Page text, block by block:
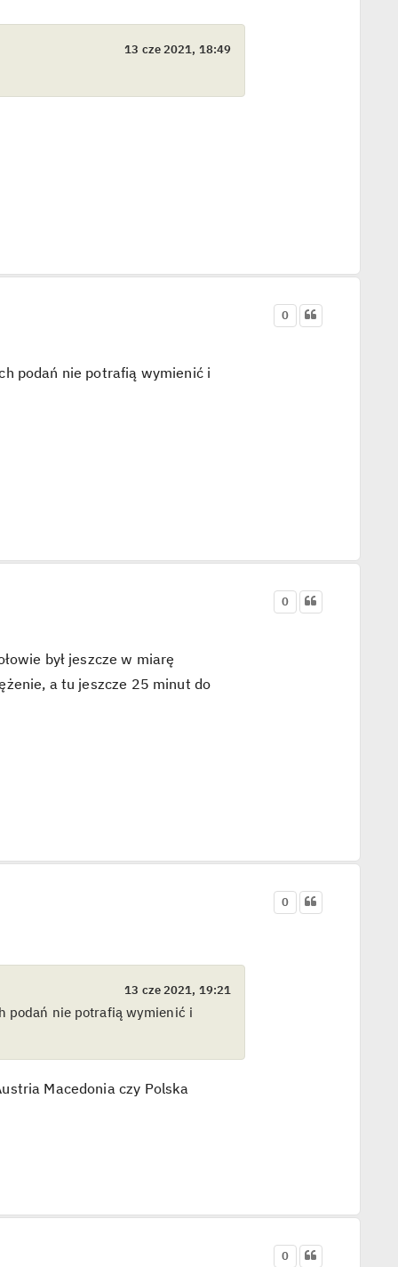
13 cze 2021, 18:49
0
podań nie potrafią wymienić i
0
był jeszcze w miarę
a tu jeszcze 25 minut do
0
13 cze 2021, 19:21
podań nie potrafią wymienić i
Macedonia czy Polska
0